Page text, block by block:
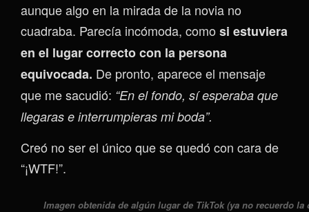
aunque algo en la mirada de la novia no
cuadraba. Parecía incómoda, como si estuviera
en el lugar correcto con la persona
equivocada. De pronto, aparece el mensaje
que me sacudió: “En el fondo, sí esperaba que
llegaras e interrumpieras mi boda”.
Creó no ser el único que se quedó con cara de
“¡WTF!”.
Imagen obtenida de algún lugar de TikTok (ya no recuerdo